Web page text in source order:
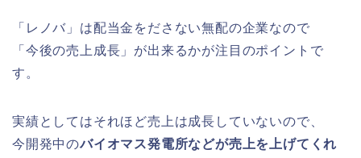
「レノバ」は配当金をださない無配の企業なので
「今後の売上成長」が出来るかが注目のポイントで
す。
実績としてはそれほど売上は成長していないので、
今開発中のバイオマス発電所などが売上を上げてくれ